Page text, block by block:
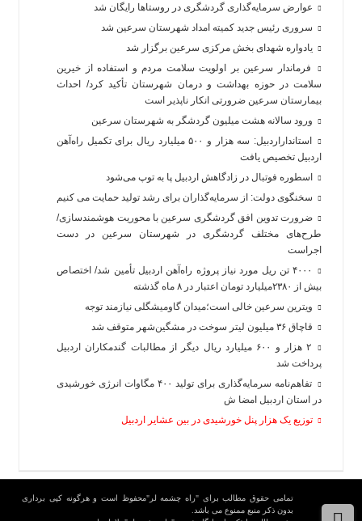
عوارض سرمایه‌گذاری گردشگری در روستاها رایگان شد
سروری رئیس جدید کمیته امداد شهرستان سرعین شد
یادواره شهدای بخش مرکزی سرعین برگزار شد
فرماندار سرعین بر اولویت سلامت مردم و استفاده از خیرین
سلامت در حوزه بهداشت و درمان شهرستان تأکید کرد/ احداث
بیمارستان سرعین ضرورتی انکار ناپذیر است
ورود سالانه هشت میلیون گردشگر به شهرستان سرعین
استانداراردبیل: سه هزار و ۵۰۰ میلیارد ریال برای تکمیل راه‌آهن
اردبیل تخصیص یافت
اسطوره فوتبال در زادگاهش اردبیل پا به توپ می‌شود
سخنگوی دولت: از سرمایه‌گذاران برای رشد تولید حمایت می کنیم
ضرورت تدوین افق گردشگری سرعین با محوریت هوشمندسازی/
طرح‌های مختلف گردشگری در شهرستان سرعین در دست
اجراست
۴۰۰۰ تن ریل مورد نیاز پروژه راه‌آهن اردبیل تأمین شد/ اختصاص
بیش از ۲۳۸۰میلیارد تومان اعتبار در ۸ ماه گذشته
ویترین سرعین خالی است؛میدان گاومیشگلی نیازمند توجه
قاچاق ۳۶ میلیون لیتر سوخت در مشگین‌شهر متوقف شد
۲ هزار و ۶۰۰‌ میلیارد ریال دیگر از مطالبات گندمکاران اردبیل
پرداخت شد
تفاهم‌نامه سرمایه‌گذاری برای تولید ۴۰۰ مگاوات انرژی خورشیدی
در استان اردبیل امضا ش
توزیع یک هزار پنل خورشیدی در بین عشایر اردبیل
تمامی حقوق مطالب برای "راه چشمه لر"محفوظ است و هرگونه کپی برداری
بدون ذکر منبع ممنوع می باشد.